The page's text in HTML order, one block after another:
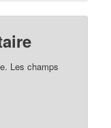
Les champs